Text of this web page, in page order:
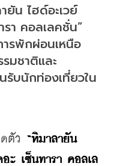
ยัน ไฮด์อะเวย์
รา คอลเลคชั่น”
ารพักผ่อนเหนือ
มชาติและ
บนักท่องเที่ยวใน
ตัว “หิมาลายัน
ะ เซ็นทารา คอลเล